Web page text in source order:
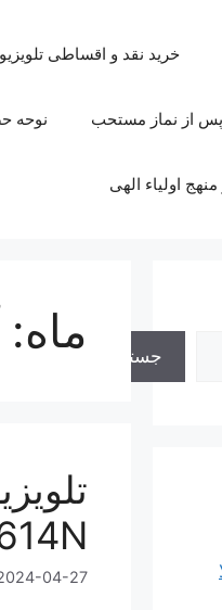
خرید نقد و اقساطی
پس از نماز مستحب نوحه
اولیاء الهی
ماه:
04-27
جستجو